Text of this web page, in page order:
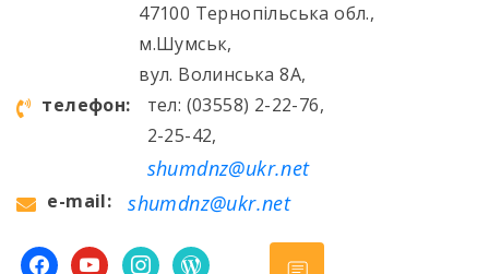
47100 Тернопільська обл.,
м.Шумськ,
вул. Волинська 8А,
телефон:
тел: (03558) 2-22-76,
2-25-42,
shumdnz@ukr.net
e-mail: shumdnz@ukr.net
facebookyoutubeinstagramwordpress